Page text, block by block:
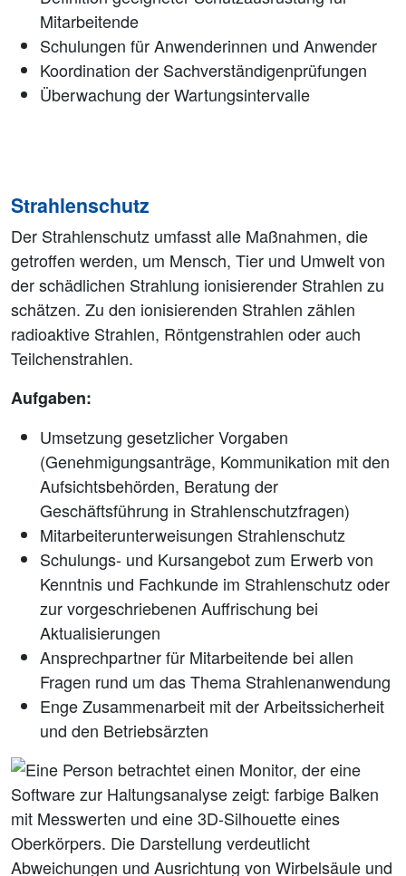
Mitarbeitende
Schulungen für Anwenderinnen und Anwender
Koordination der Sachverständigenprüfungen
Überwachung der Wartungsintervalle
Strahlenschutz
Der Strahlenschutz umfasst alle Maßnahmen, die
getroffen werden, um Mensch, Tier und Umwelt von
der schädlichen Strahlung ionisierender Strahlen zu
schätzen. Zu den ionisierenden Strahlen zählen
radioaktive Strahlen, Röntgenstrahlen oder auch
Teilchenstrahlen.
Aufgaben:
Umsetzung gesetzlicher Vorgaben
(Genehmigungsanträge, Kommunikation mit den
Aufsichtsbehörden, Beratung der
Geschäftsführung in Strahlenschutzfragen)
Mitarbeiterunterweisungen Strahlenschutz
Schulungs- und Kursangebot zum Erwerb von
Kenntnis und Fachkunde im Strahlenschutz oder
zur vorgeschriebenen Auffrischung bei
Aktualisierungen
Ansprechpartner für Mitarbeitende bei allen
Fragen rund um das Thema Strahlenanwendung
Enge Zusammenarbeit mit der Arbeitssicherheit
und den Betriebsärzten